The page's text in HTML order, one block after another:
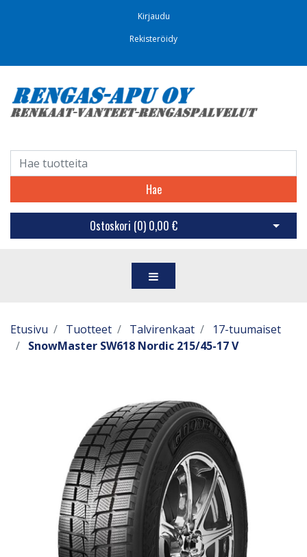
Kirjaudu
Rekisteröidy
Hae
Ostoskori (0) 0,00 € Avaa
Etusivu Tuotteet Talvirenkaat
17-tuumaiset
SnowMaster SW618 Nordic 215/45-17 V